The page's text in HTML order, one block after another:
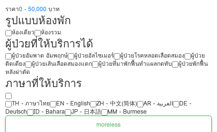
ราคา0 - 50,000 บาท
รูปแบบห้องพัก
ห้องเดียว ห้องรวม
ผู้ป่วยที่ให้บริการได้
ผู้ป่วยอัมพาต อัมพฤกษ์ ผู้ป่วยอัลไซเมอร์ ผู้ป่วยโรคหลอดเลือดสมอง
ผู้ป่วย
ติดเตียง
ผู้ป่วยเส้นเลือดสมองแตก ผู้ป่วยที่มาพักฟื้นทำแผลกดทับ
ผู้ป่วยพักฟื้น
หลังผ่าตัด
ภาษาที่ให้บริการ
TH - ‏ภาษาไทย EN - English ZH - 中文(简体) ‏AR - ‏العربية‏
DE -
Deutsch
ID - Bahara JP - 日本語
MM - Burmese
moreless